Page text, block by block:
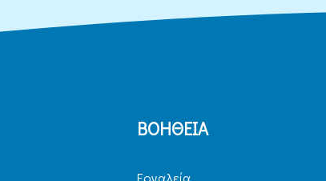
ΒΟΗΘΕΙΑ